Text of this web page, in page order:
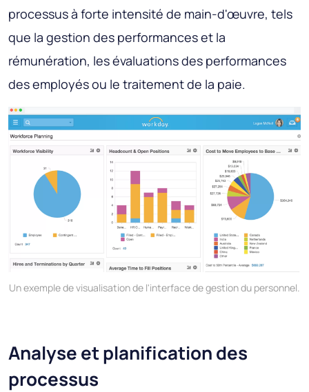
processus à forte intensité de main-d'œuvre, tels
que la gestion des performances et la
rémunération, les évaluations des performances
des employés ou le traitement de la paie.
Un exemple de visualisation de l'interface de gestion du personnel.
Analyse et planification des
processus